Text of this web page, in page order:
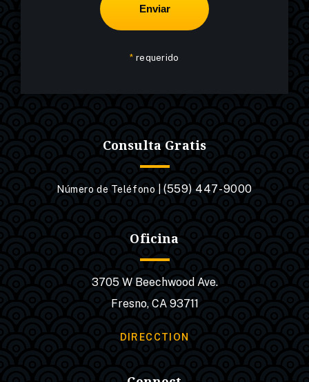
* requerido
Consulta Gratis
Número de Teléfono | (559) 447-9000
Oficina
3705 W Beechwood Ave.
Fresno, CA 93711
DIRECCTION